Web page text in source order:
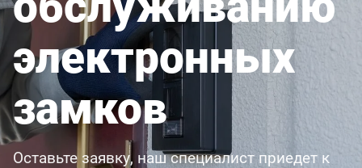
электронных
замков
Оставьте заявку, наш специалист приедет к